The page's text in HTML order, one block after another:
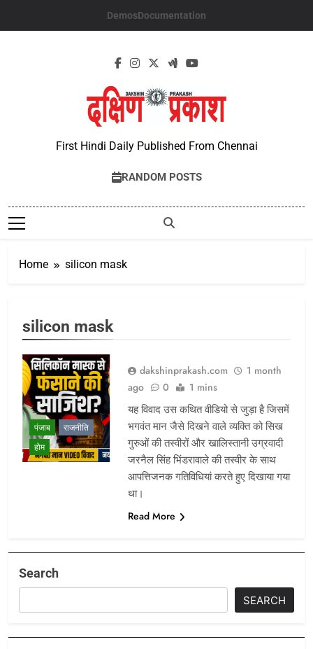
DemosDocumentation
First Hindi Daily Published From Chennai
RANDOM POSTS
Home silicon mask
silicon mask
पंजाब
राजनीति
होम
dakshinprakash.com
1 month
ago
0 1 mins
यह विवाद उस कथित वीडियो से जुड़ा है जिसमें
भगवंत मान जैसे दिखने वाले व्यक्ति को सिख
गुरुओं की तस्वीरों और खालिस्तानी उग्रवादी
जरनैल सिंह भिंडरावाले की तस्वीर के साथ
आपत्तिजनक गतिविधियां करते हुए दिखाया गया
था।
Read More
Search
SEARCH